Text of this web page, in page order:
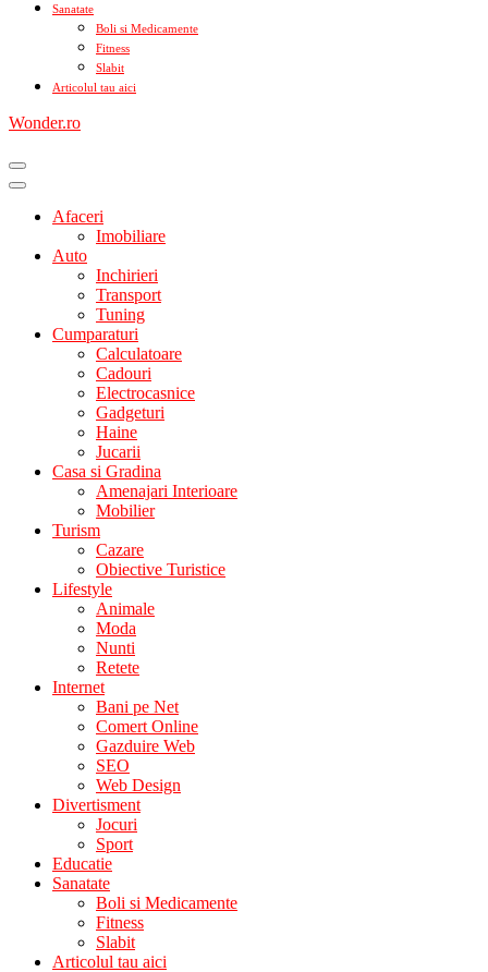
Sanatate
Boli si Medicamente
Fitness
Slabit
Articolul tau aici
Wonder.ro
Afaceri
Imobiliare
Auto
Inchirieri
Transport
Tuning
Cumparaturi
Calculatoare
Cadouri
Electrocasnice
Gadgeturi
Haine
Jucarii
Casa si Gradina
Amenajari Interioare
Mobilier
Turism
Cazare
Obiective Turistice
Lifestyle
Animale
Moda
Nunti
Retete
Internet
Bani pe Net
Comert Online
Gazduire Web
SEO
Web Design
Divertisment
Jocuri
Sport
Educatie
Sanatate
Boli si Medicamente
Fitness
Slabit
Articolul tau aici